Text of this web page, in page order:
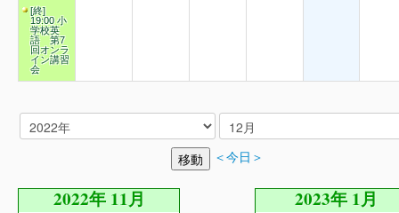
[終]
19:00 小
学校英
語 第7
回オンラ
イン講習
会
＜今日＞
2022年 11月 2023年 1月